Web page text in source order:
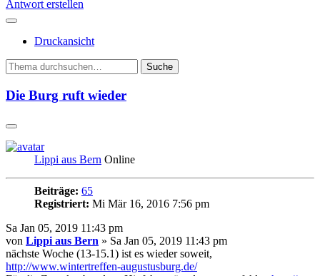
Antwort erstellen
Druckansicht
Suche
Die Burg ruft wieder
Lippi aus Bern Online
Beiträge: 65
Registriert: Mi Mär 16, 2016 7:56 pm
Sa Jan 05, 2019 11:43 pm
von Lippi aus Bern » Sa Jan 05, 2019 11:43 pm
nächste Woche (13-15.1) ist es wieder soweit,
http://www.wintertreffen-augustusburg.de/